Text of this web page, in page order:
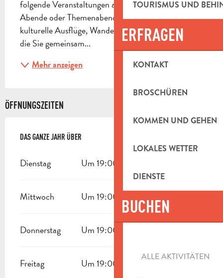
TOURISMUS UND
ERFRAGEN
KONTAKT
BROSCHÜREN
KOMMEN UND GEHEN
LOKALES WETTER
DIENSTE
BUCHEN
ALLE AKTIVITÄTEN
folgende Veranstaltungen angeboten: gesellige
Abende oder Themenabende, Aufführungen,
kulturelle Ausflüge, Wanderungen, Veranstaltungen,
die Sie gemeinsam...
Mehr anzeigen
ÖFFNUNGSZEITEN
DAS GANZE JAHR ÜBER
DAS GANZE JAHR ÜBER
Dienstag Um 19:00
Mittwoch Um 19:00
Donnerstag Um 19:00
Freitag Um 19:00